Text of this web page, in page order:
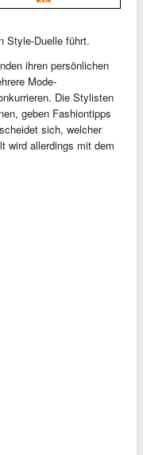
Style-Duelle führt.
ihren persönlichen
Mode-
Die Stylisten
geben Fashiontipps
sich, welcher
wird allerdings mit dem